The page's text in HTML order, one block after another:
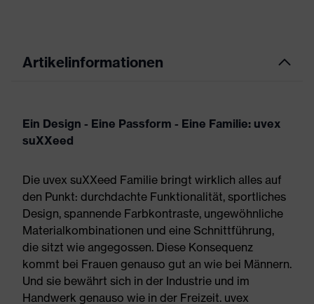
Artikelinformationen
Ein Design - Eine Passform - Eine Familie: uvex
suXXeed
Die uvex suXXeed Familie bringt wirklich alles auf
den Punkt: durchdachte Funktionalität, sportliches
Design, spannende Farbkontraste, ungewöhnliche
Materialkombinationen und eine Schnittführung,
die sitzt wie angegossen. Diese Konsequenz
kommt bei Frauen genauso gut an wie bei Männern.
Und sie bewährt sich in der Industrie und im
Handwerk genauso wie in der Freizeit. uvex